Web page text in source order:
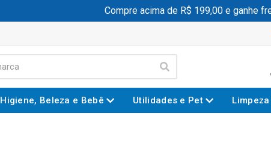
Compre acima de R$ 199,00 e ganhe
Higiene, Beleza e Bebê Utilidades e Pet Limpeza